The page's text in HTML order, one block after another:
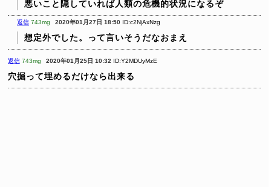
悪いこと隠していれば人類の危機的状況になるぞ
返信 743mg 2020年01月27日 18:50 ID:c2NjAxNzg
想定外でした。って言いそうだなおまえ
返信 743mg 2020年01月25日 10:32 ID:Y2MDUyMzE
穴掘って埋めるだけなら出来る